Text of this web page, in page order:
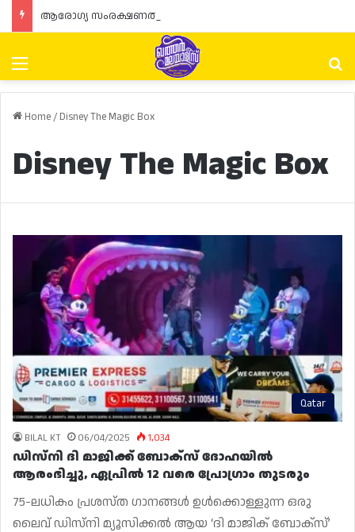
Menu
Home/ Disney The Magic Box
Disney The Magic Box
Qatar
BILAL KT 06/04/2025 1,034
ഡിസ്‌നി ദി മാജിക്ക് ബോക്‌സ് ദോഹയിൽ
ആരംഭിച്ചു, ഏപ്രിൽ 12 വരെ പ്രോഗ്രാം തുടരും
75-ലധികം പ്രശസ്‌ത ഗാനങ്ങൾ ഉൾക്കൊള്ളുന്ന ഒരു
ലൈവ് ഡിസ്‌നി മ്യൂസിക്കൽ ആയ ‘ദി മാജിക് ബോക്സ്’